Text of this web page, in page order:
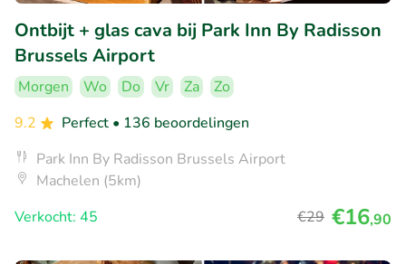
Ontbijt + glas cava bij Park Inn By Radisson
Brussels Airport
Morgen Wo Do Vr Za
Zo
9.2
Perfect • 136 beoordelingen
Park Inn By Radisson Brussels Airport
Machelen (5km)
Verkocht: 45
€29 €16,90